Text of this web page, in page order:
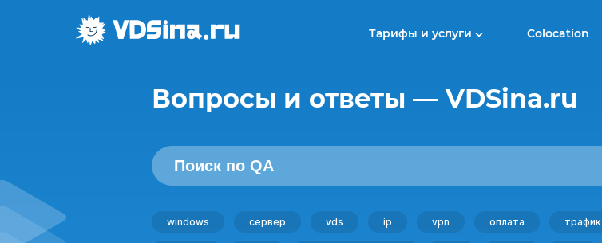
Тарифы и услуги Colocation
Вопросы и ответы — VDSina.ru
windows сервер vds ip vpn оплата трафик